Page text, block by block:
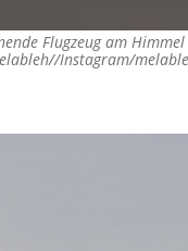
Flugzeug am
Instagram/